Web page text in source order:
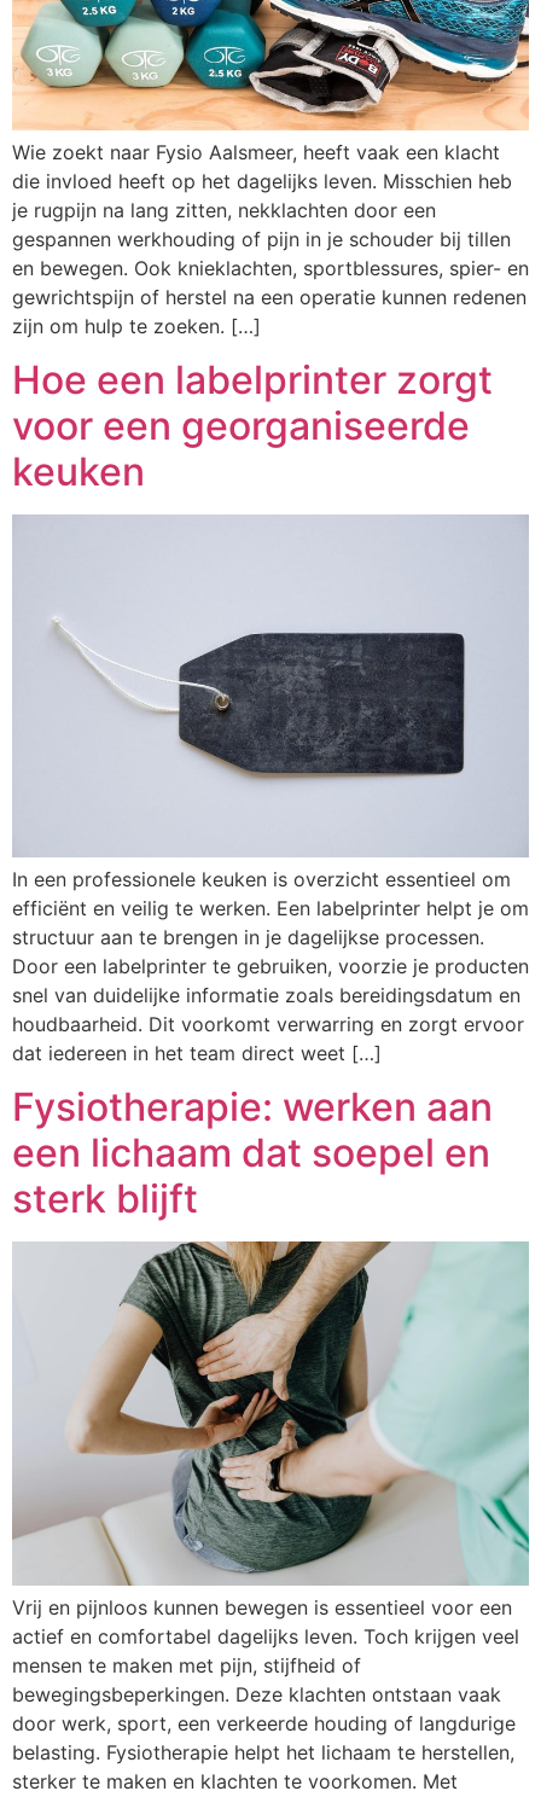
Wie zoekt naar Fysio Aalsmeer, heeft vaak een klacht
die invloed heeft op het dagelijks leven. Misschien heb
je rugpijn na lang zitten, nekklachten door een
gespannen werkhouding of pijn in je schouder bij tillen
en bewegen. Ook knieklachten, sportblessures, spier- en
gewrichtspijn of herstel na een operatie kunnen redenen
zijn om hulp te zoeken. […]
Hoe een labelprinter zorgt
voor een georganiseerde
keuken
In een professionele keuken is overzicht essentieel om
efficiënt en veilig te werken. Een labelprinter helpt je om
structuur aan te brengen in je dagelijkse processen.
Door een labelprinter te gebruiken, voorzie je producten
snel van duidelijke informatie zoals bereidingsdatum en
houdbaarheid. Dit voorkomt verwarring en zorgt ervoor
dat iedereen in het team direct weet […]
Fysiotherapie: werken aan
een lichaam dat soepel en
sterk blijft
Vrij en pijnloos kunnen bewegen is essentieel voor een
actief en comfortabel dagelijks leven. Toch krijgen veel
mensen te maken met pijn, stijfheid of
bewegingsbeperkingen. Deze klachten ontstaan vaak
door werk, sport, een verkeerde houding of langdurige
belasting. Fysiotherapie helpt het lichaam te herstellen,
sterker te maken en klachten te voorkomen. Met